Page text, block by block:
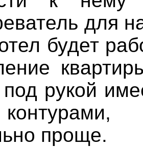
для
будет
рукой
проще.